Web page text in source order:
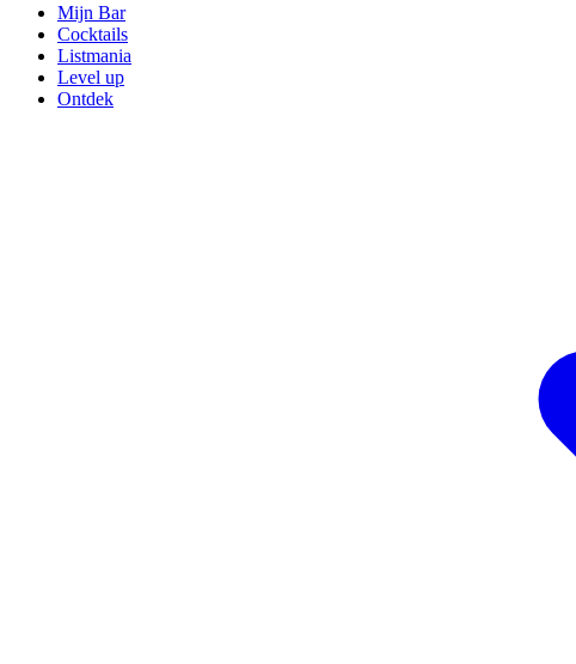
Mijn Bar
Cocktails
Listmania
Level up
Ontdek